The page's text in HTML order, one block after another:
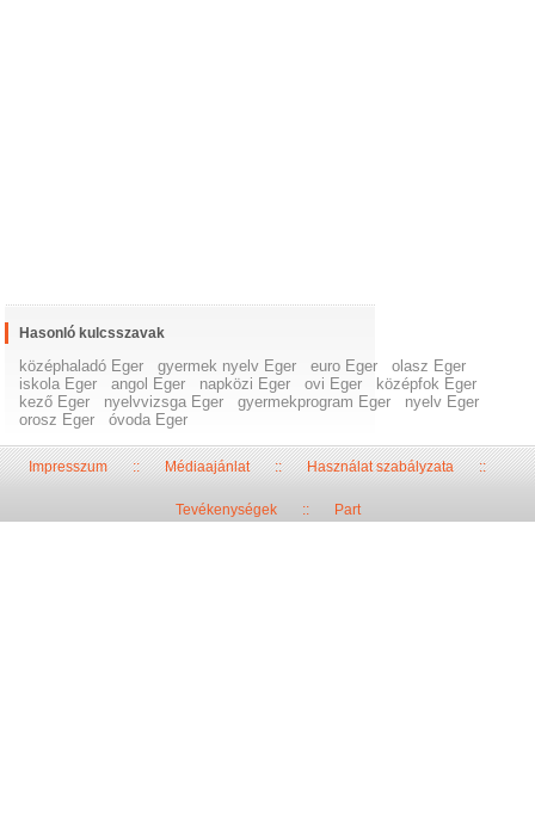
Hasonló kulcsszavak
középhaladó Eger gyermek nyelv Eger euro Eger
olasz Eger
iskola Eger
angol Eger napközi Eger ovi Eger
középfok Eger
kező Eger
nyelvvizsga Eger gyermekprogram Eger
nyelv Eger
orosz Eger
óvoda Eger
Impresszum::Médiaajánlat::Használat szabályzata::
Tevékenységek:: Part